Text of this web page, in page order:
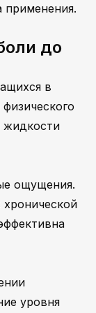
применения.
до
в
жидкости
ощущения.
уровня